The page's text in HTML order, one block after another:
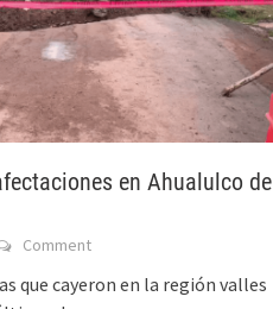
en Ahualulco de
Comment
que cayeron en la región valles